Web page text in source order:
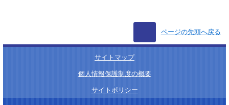
ページの先頭へ戻る
サイトマップ
個人情報保護制度の概要
サイトポリシー